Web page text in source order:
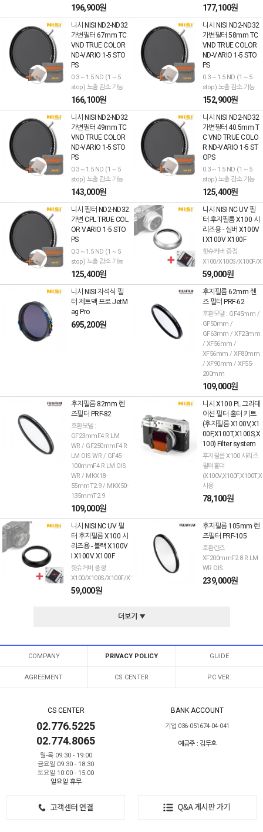
196,900원 177,100원
니시 NISI ND2-ND32
가변필터 67mm TC
VND TRUE COLOR
ND-VARIO 1-5 STO
PS
0.3 ~ 1.5 ND (1 ~ 5
stop) 노출 감소 가능
166,100원
니시 NISI ND2-ND32
가변필터 58mm TC
VND TRUE COLOR
ND-VARIO 1-5 STO
PS
0.3 ~ 1.5 ND (1 ~ 5
stop) 노출 감소 가능
152,900원
니시 NISI ND2-ND32
가변필터 49mm TC
VND TRUE COLOR
ND-VARIO 1-5 STO
PS
0.3 ~ 1.5 ND (1 ~ 5
stop) 노출 감소 가능
143,000원
니시 NISI ND2-ND32
가변필터 40.5mm T
C VND TRUE COLO
R ND-VARIO 1-5 ST
OPS
0.3 ~ 1.5 ND (1 ~ 5
stop) 노출 감소 가능
125,400원
니시 필터 ND2-ND32
가변 CPL TRUE COL
OR VARIO 1-5 STO
PS
0.3 ~ 1.5 ND (1 ~ 5
stop) 노출 감소 가능
125,400원
니시 NISI NC UV 필
터 후지필름 X100 시
리즈용 - 실버 X100V
I X100V X100F
핫슈커버 증정
X100/X100S/X100F/
59,000원
니시 NISI 자석식 필
터 제트맥 프로 JetM
ag Pro
695,200원
후지필름 62mm 렌
즈 필터 PRF-62
호환모델 : GF45mm /
GF50mm /
GF63mm / XF23mm
/ XF56mm /
XF56mm / XF80mm
/ XF90mm / XF55-
200mm
109,000원
후지필름 82mm 렌
즈필터 PRF-82
호환모델 :
GF23mmF4 R LM
WR / GF250mmF4 R
LM OIS WR / GF45-
100mmF4 R LM OIS
WR / MKX18-
55mmT2.9 / MKX50-
135mmT2.9
109,000원
니시 X100 PL 그라데
이션 필터 홀터 키트
(후지필름 X100V,X1
00F,X100T,X100S,X
100) Filter system
후지필름 X100 시리즈
필터홀더
사용
78,100원
니시 NISI NC UV 필
터 후지필름 X100 시
리즈용 - 블랙 X100V
I X100V X100F
핫슈커버 증정
X100/X100S/X100F/X100T/X100V/X100VI
59,000원
후지필름 105mm 렌
즈필터 PRF-105
호환렌즈 :
XF200mmF2.8 R LM
WR OIS
239,000원
더보기 ▼
COMPANY PRIVACY POLICY GUIDE
AGREEMENT CS CENTER PC VER.
CS CENTER
02.776.5225
02.774.8065
월-목 09:30 - 19:00
금요일 09:30 - 18:30
토요일 10:00 - 15:00
일요일 휴무
BANK ACCOUNT
기업 036-051674-04-041
예금주 : 김두호